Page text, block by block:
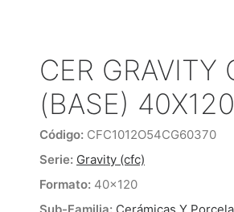
CER GRAVITY
(BASE)
Código: CFC1012O54CG60370
Serie: Gravity (cfc)
Formato: 40x120